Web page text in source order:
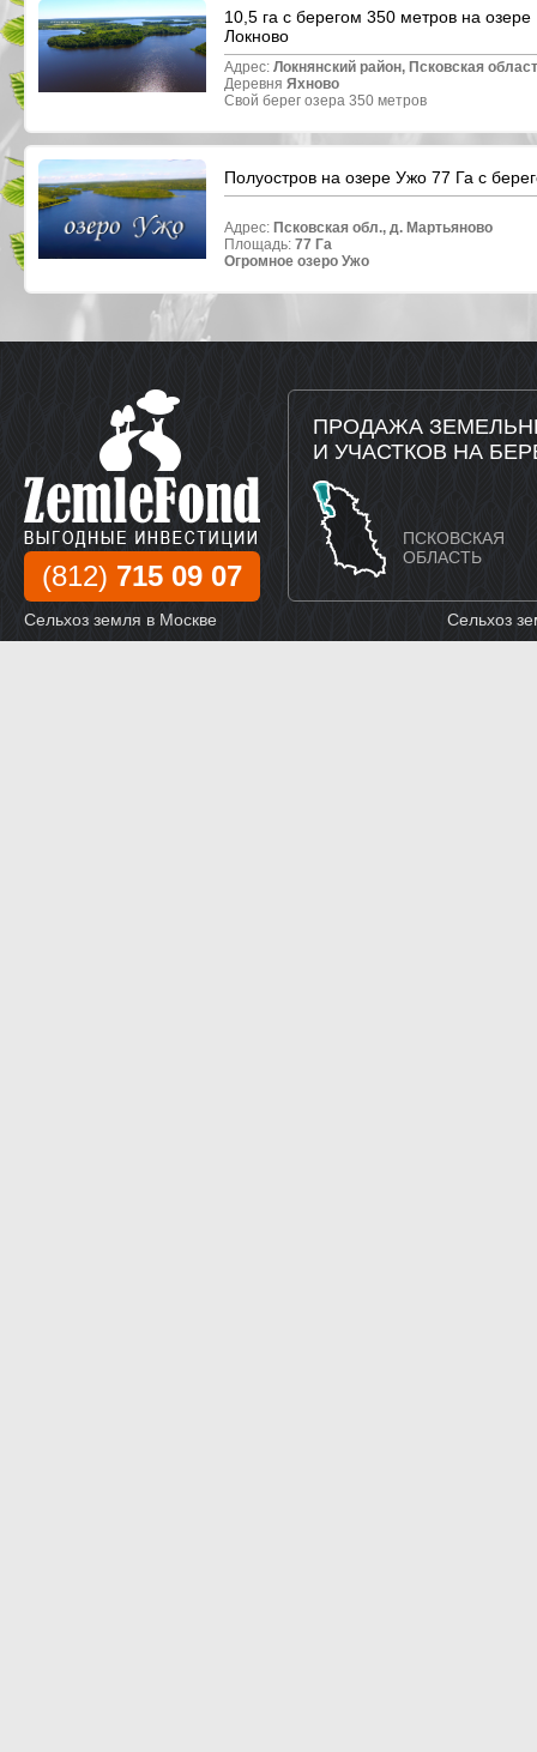
10,5 га с берегом 350 метров на озере
Локново
Адрес: Локнянский район, Псковская
Деревня Яхново
Свой берег озера 350 метров
Полуостров на озере Ужо 77 Га с
Адрес: Псковская обл., д. Мартьяново
Площадь: 77 Га
Огромное озеро Ужо
(812) 715 09 07
ПРОДАЖА
И УЧАСТКОВ НА
ПСКОВСКАЯ
ОБЛАСТЬ
Сельхоз земля в Москве Сельхоз